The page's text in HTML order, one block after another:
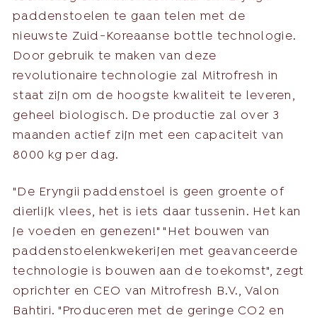
paddenstoelen te gaan telen met de
nieuwste Zuid-Koreaanse bottle technologie.
Door gebruik te maken van deze
revolutionaire technologie zal Mitrofresh in
staat zijn om de hoogste kwaliteit te leveren,
geheel biologisch. De productie zal over 3
maanden actief zijn met een capaciteit van
8000 kg per dag.
"De Eryngii paddenstoel is geen groente of
dierlijk vlees, het is iets daar tussenin. Het kan
je voeden en genezen!" "Het bouwen van
paddenstoelenkwekerijen met geavanceerde
technologie is bouwen aan de toekomst", zegt
oprichter en CEO van Mitrofresh B.V., Valon
Bahtiri. "Produceren met de geringe CO2 en